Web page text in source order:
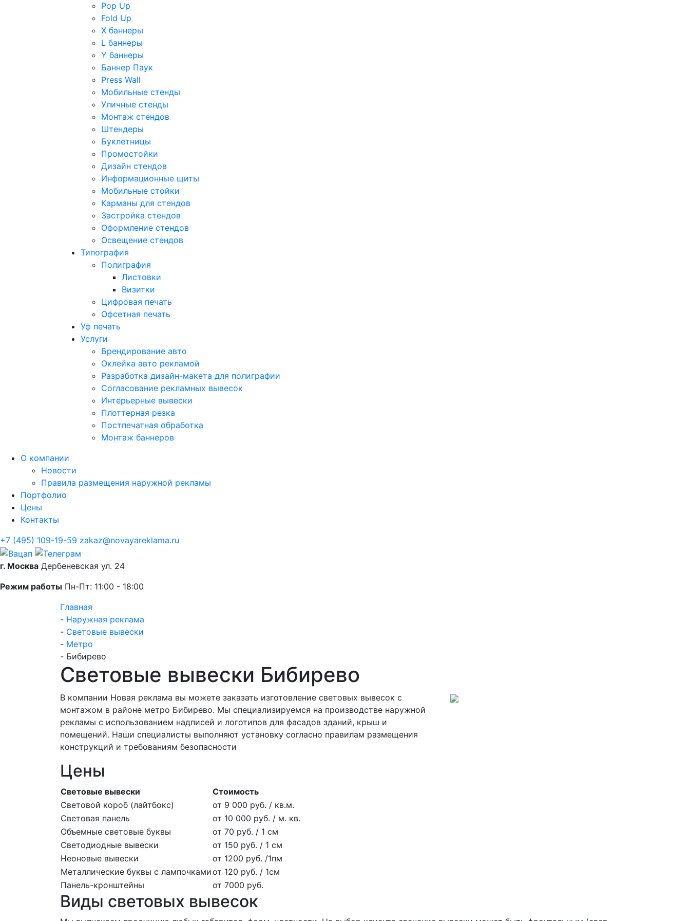
Pop Up
Fold Up
Х баннеры
L баннеры
Y баннеры
Баннер Паук
Press Wall
Мобильные стенды
Уличные стенды
Монтаж стендов
Штендеры
Буклетницы
Промостойки
Дизайн стендов
Информационные щиты
Мобильные стойки
Карманы для стендов
Застройка стендов
Оформление стендов
Освещение стендов
Типография
Полиграфия
Листовки
Визитки
Цифровая печать
Офсетная печать
Уф печать
Услуги
Брендирование авто
Оклейка авто рекламой
Разработка дизайн-макета для полиграфии
Согласование рекламных вывесок
Интерьерные вывески
Плоттерная резка
Постпечатная обработка
Монтаж баннеров
О компании
Новости
Правила размещения наружной рекламы
Портфолио
Цены
Контакты
+7 (495) 109-19-59 zakaz@novayareklama.ru
г. Москва Дербеневская ул. 24
Режим работы Пн-Пт: 11:00 - 18:00
Главная
- Наружная реклама
- Световые вывески
- Метро
- Бибирево
Световые вывески Бибирево
В компании Новая реклама вы можете заказать изготовление световых вывесок с
монтажом в районе метро Бибирево. Мы специализируемся на производстве наружной
рекламы с использованием надписей и логотипов для фасадов зданий, крыш и
помещений. Наши специалисты выполняют установку согласно правилам размещения
конструкций и требованиям безопасности
Цены
Световые вывески
Стоимость
Световой короб (лайтбокс)
от 9 000 руб. / кв.м.
Световая панель
от 10 000 руб. / м. кв.
Объемные световые буквы
от 70 руб. / 1 см
Светодиодные вывески
от 150 руб. / 1 см
Неоновые вывески
от 1200 руб. /1пм
Металлические буквы с лампочкамиот 120 руб. / 1см
Панель-кронштейны
от 7000 руб.
Виды световых вывесок